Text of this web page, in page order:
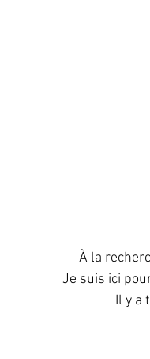
À la
Je suis ici
Il y a